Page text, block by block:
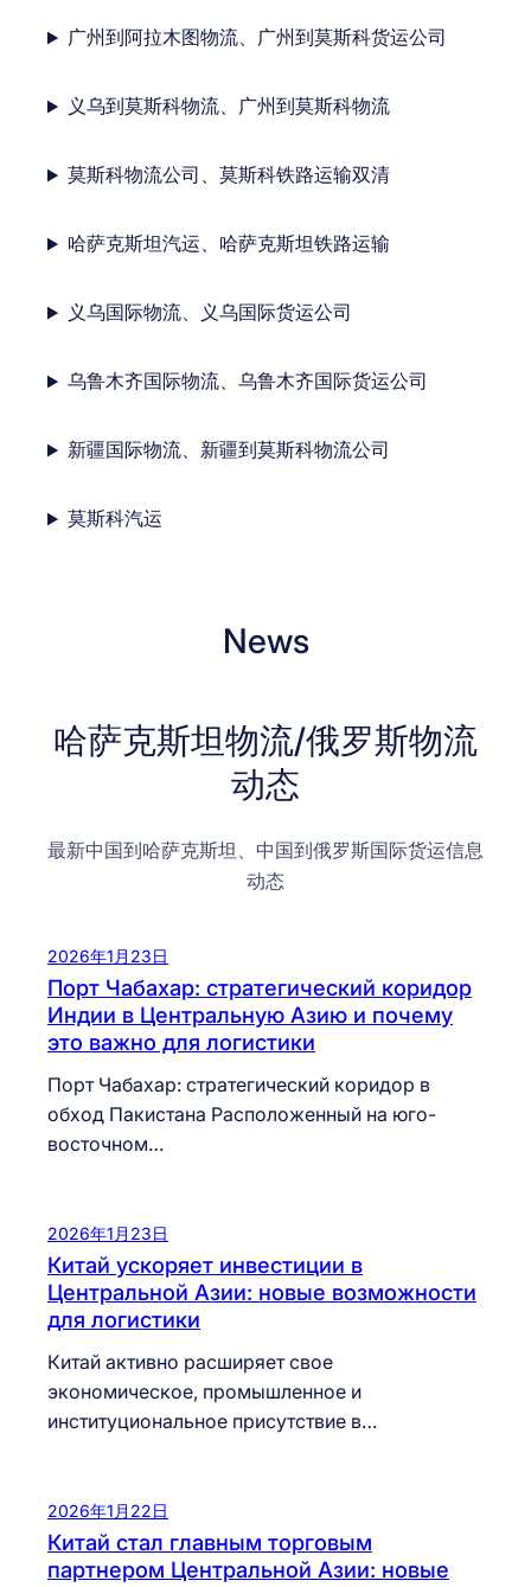
广州到阿拉木图物流、广州到莫斯科货运公司
义乌到莫斯科物流、广州到莫斯科物流
莫斯科物流公司、莫斯科铁路运输双清
哈萨克斯坦汽运、哈萨克斯坦铁路运输
义乌国际物流、义乌国际货运公司
乌鲁木齐国际物流、乌鲁木齐国际货运公司
新疆国际物流、新疆到莫斯科物流公司
莫斯科汽运
News
哈萨克斯坦物流/俄罗斯物流
动态
最新中国到哈萨克斯坦、中国到俄罗斯国际货运信息
动态
2026年1月23日
Порт Чабахар: стратегический коридор
Индии в Центральную Азию и почему
это важно для логистики
Порт Чабахар: стратегический коридор в
обход Пакистана Расположенный на юго-
восточном…
2026年1月23日
Китай ускоряет инвестиции в
Центральной Азии: новые возможности
для логистики
Китай активно расширяет свое
экономическое, промышленное и
институциональное присутствие в…
2026年1月22日
Китай стал главным торговым
партнером Центральной Азии: новые